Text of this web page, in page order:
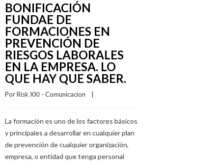
BONIFICACIÓN
FUNDAE DE
FORMACIONES EN
PREVENCIÓN DE
RIESGOS LABORALES
EN LA EMPRESA. LO
QUE HAY QUE SABER.
Por Risk XXI - Comunicacion
La formación es uno de los factores básicos
y principales a desarrollar en cualquier plan
de prevención de cualquier organización,
empresa, o entidad que tenga personal